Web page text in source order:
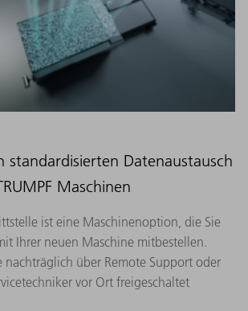
standardisierten Datenaustausch
Maschinen
ist eine Maschinenoption, die Sie
Ihrer neuen Maschine mitbestellen.
nachträglich über Remote Support oder
vor Ort freigeschaltet